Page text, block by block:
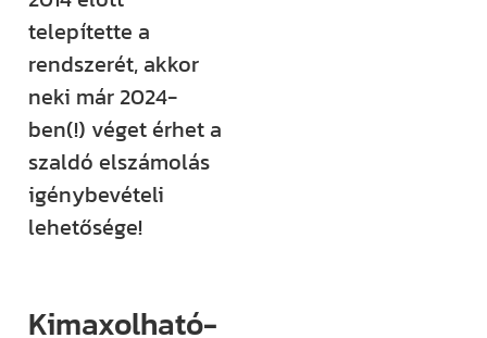
telepítette a
rendszerét, akkor
neki már 2024-
ben(!) véget érhet a
szaldó elszámolás
igénybevételi
lehetősége!
Kimaxolható-